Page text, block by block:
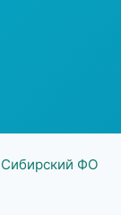
Сибирский ФО